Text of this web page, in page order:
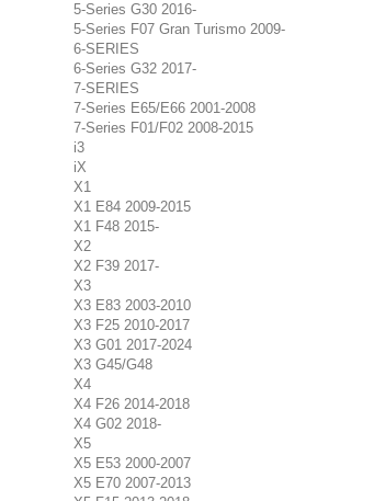
5-Series G30 2016-
5-Series F07 Gran Turismo 2009-
6-SERIES
6-Series G32 2017-
7-SERIES
7-Series E65/E66 2001-2008
7-Series F01/F02 2008-2015
i3
iX
X1
X1 E84 2009-2015
X1 F48 2015-
X2
X2 F39 2017-
X3
X3 E83 2003-2010
X3 F25 2010-2017
X3 G01 2017-2024
X3 G45/G48
X4
X4 F26 2014-2018
X4 G02 2018-
X5
X5 E53 2000-2007
X5 E70 2007-2013